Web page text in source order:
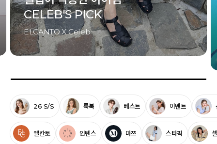
Last Summer
썸머 시즌 오프
UP TO 81%
26 S/S 룩북 베스트 이벤트
엘칸토 인텐스 마쯔 스타픽